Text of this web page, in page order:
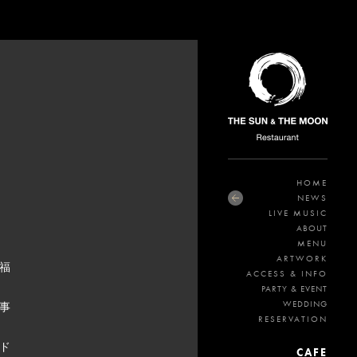
HOME
NEWS
LIVE MUSIC
ABOUT
MENU
ARTWORK
ACCESS & INFO
PARTY & EVENT
WEDDING
RESERVATION
CAFE